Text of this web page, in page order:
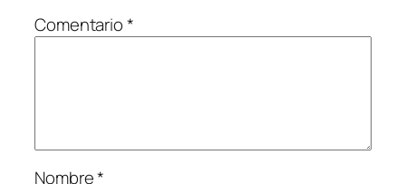
Comentario*
Nombre*